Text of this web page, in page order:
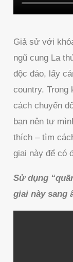
Giả sử với
ngũ cung La
độc đáo, lấy
country. Trong
cách chuyển
bạn nên tự
thích – tìm
giai này để có
Sử dụng
giai này sang